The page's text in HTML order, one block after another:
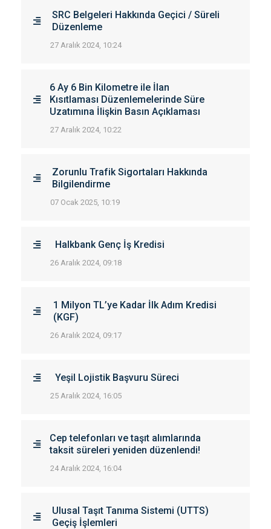
SRC Belgeleri Hakkında Geçici / Süreli
Düzenleme
27 Aralık 2024, 10:24
6 Ay 6 Bin Kilometre ile İlan
Kısıtlaması Düzenlemelerinde Süre
Uzatımına İlişkin Basın Açıklaması
27 Aralık 2024, 10:22
Zorunlu Trafik Sigortaları Hakkında
Bilgilendirme
07 Ocak 2025, 10:19
Halkbank Genç İş Kredisi
26 Aralık 2024, 09:18
1 Milyon TL’ye Kadar İlk Adım Kredisi
(KGF)
26 Aralık 2024, 09:17
Yeşil Lojistik Başvuru Süreci
25 Aralık 2024, 16:05
Cep telefonları ve taşıt alımlarında
taksit süreleri yeniden düzenlendi!
24 Aralık 2024, 16:04
Ulusal Taşıt Tanıma Sistemi (UTTS)
Geçiş İşlemleri